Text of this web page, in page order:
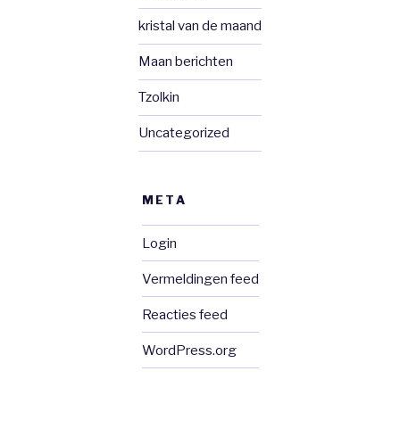
kristal van de maand
Maan berichten
Tzolkin
Uncategorized
META
Login
Vermeldingen feed
Reacties feed
WordPress.org